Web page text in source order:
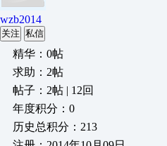
wzb2014
关注 私信
精华：0帖
求助：2帖
帖子：2帖 | 12回
年度积分：0
历史总积分：213